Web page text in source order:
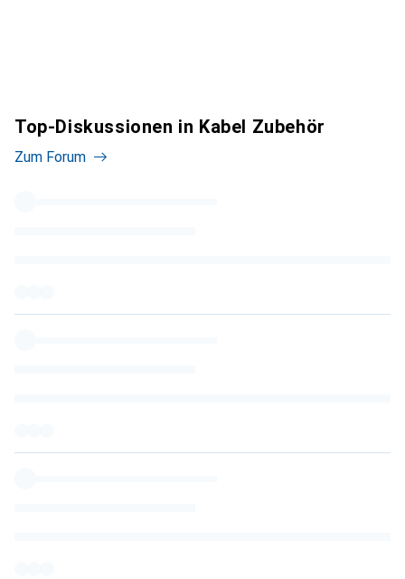
Top-Diskussionen in Kabel Zubehör
Zum Forum